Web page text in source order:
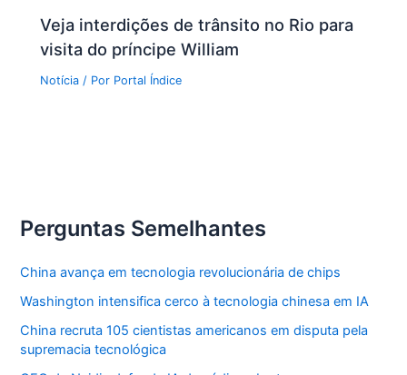
Veja interdições de trânsito no Rio para
visita do príncipe William
Notícia / Por Portal Índice
Perguntas Semelhantes
China avança em tecnologia revolucionária de chips
Washington intensifica cerco à tecnologia chinesa em IA
China recruta 105 cientistas americanos em disputa pela
supremacia tecnológica